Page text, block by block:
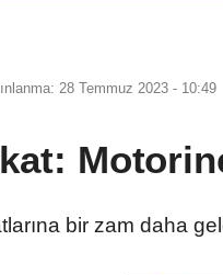
28 Temmuz 2023 - 10:49
bir zam daha